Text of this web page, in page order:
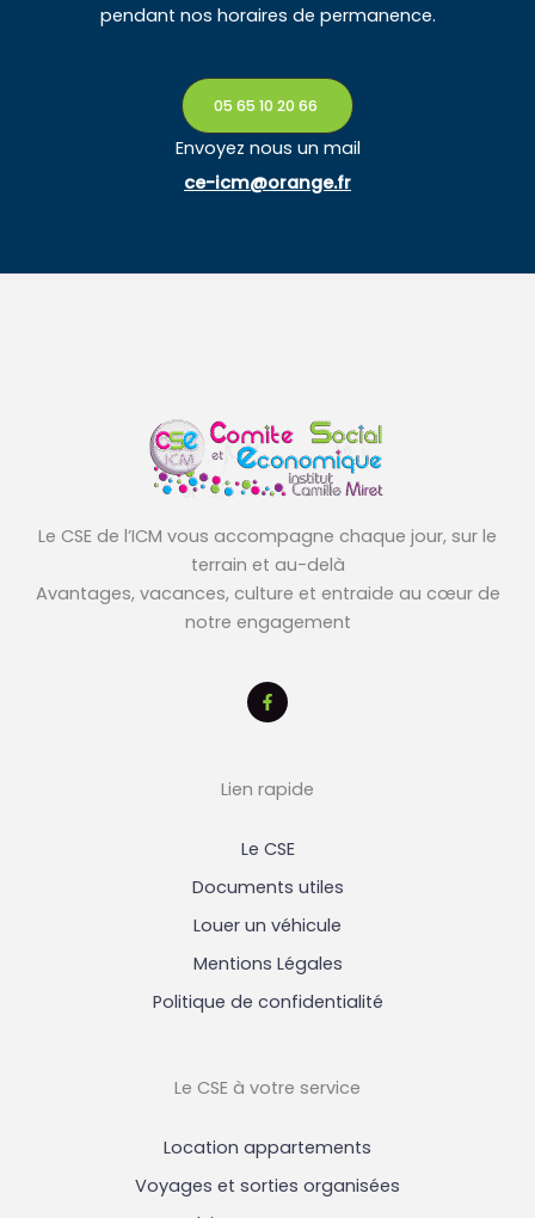
pendant nos horaires de permanence.
05 65 10 20 66
Envoyez nous un mail
ce-icm@orange.fr
Le CSE de l’ICM vous accompagne chaque jour, sur le
terrain et au-delà
Avantages, vacances, culture et entraide au cœur de
notre engagement
Lien rapide
Le CSE
Documents utiles
Louer un véhicule
Mentions Légales
Politique de confidentialité
Le CSE à votre service
Location appartements
Voyages et sorties organisées